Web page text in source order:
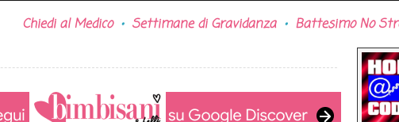
Chiedi al Medico Settimane di Gravidanza Battesimo No